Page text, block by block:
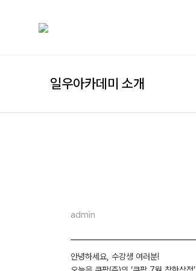
일우아카데미 소개
admin
안녕하세요, 수강생 여러분!